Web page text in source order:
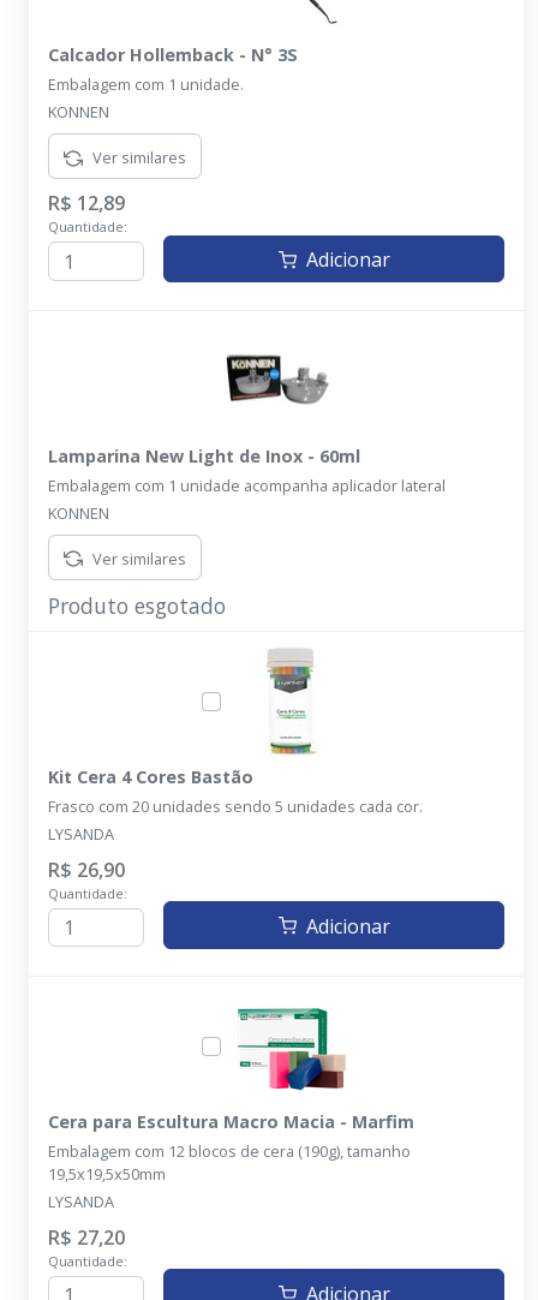
Calcador Hollemback - N° 3S
Embalagem com 1 unidade.
KONNEN
Ver similares
R$ 12,89
Quantidade:
Adicionar
Lamparina New Light de Inox - 60ml
Embalagem com 1 unidade acompanha aplicador lateral
KONNEN
Ver similares
Produto esgotado
Kit Cera 4 Cores Bastão
Frasco com 20 unidades sendo 5 unidades cada cor.
LYSANDA
R$ 26,90
Quantidade:
Adicionar
Cera para Escultura Macro Macia - Marfim
Embalagem com 12 blocos de cera (190g), tamanho
19,5x19,5x50mm
LYSANDA
R$ 27,20
Quantidade:
Adicionar